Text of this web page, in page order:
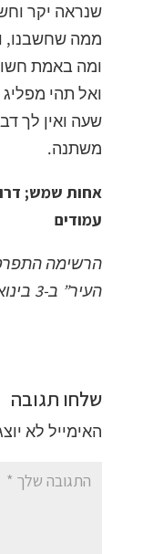
שנראה יקר
ממה שחשבנו,
ומה באמת
ואל תהי
שעה ואין לך
משתנה.
עמודים
הרשימה
העיר” ב-3 בינואר 2013
שלחו תגובה
האימייל לא